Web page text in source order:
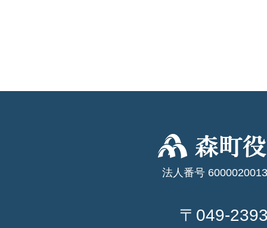
法人番号
〒049-